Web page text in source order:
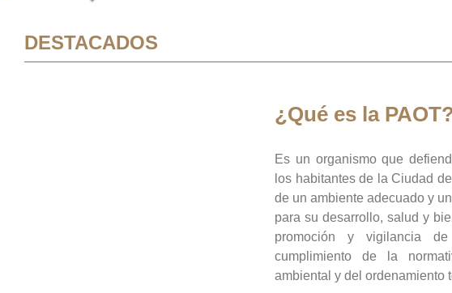
DESTACADOS
¿Qué es la
Es un organismo que
los habitantes de la Ciudad
de un ambiente adecuado y
para su desarrollo, salud y
promoción y vigilancia
cumplimiento de la
ambiental y del ordenamiento